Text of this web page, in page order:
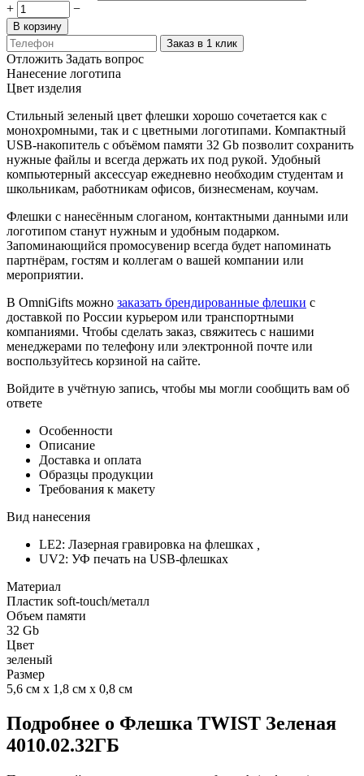
+
−
В корзину
Заказ в 1 клик
Отложить Задать вопрос
Нанесение логотипа
Цвет изделия
Стильный зеленый цвет флешки хорошо сочетается как с
монохромными, так и с цветными логотипами. Компактный
USB-накопитель с объёмом памяти 32 Gb позволит сохранить
нужные файлы и всегда держать их под рукой. Удобный
компьютерный аксессуар ежедневно необходим студентам и
школьникам, работникам офисов, бизнесменам, коучам.
Флешки с нанесённым слоганом, контактными данными или
логотипом станут нужным и удобным подарком.
Запоминающийся промосувенир всегда будет напоминать
партнёрам, гостям и коллегам о вашей компании или
мероприятии.
В OmniGifts можно заказать брендированные флешки с
доставкой по России курьером или транспортными
компаниями. Чтобы сделать заказ, свяжитесь с нашими
менеджерами по телефону или электронной почте или
воспользуйтесь корзиной на сайте.
Войдите в учётную запись, чтобы мы могли сообщить вам об
ответе
Особенности
Описание
Доставка и оплата
Образцы продукции
Требования к макету
Вид нанесения
LE2: Лазерная гравировка на флешках
UV2: УФ печать на USB-флешках
Материал
Пластик soft-touch/металл
Объем памяти
32 Gb
Цвет
зеленый
Размер
5,6 см х 1,8 см х 0,8 см
Подробнее о Флешка TWIST Зеленая
4010.02.32ГБ